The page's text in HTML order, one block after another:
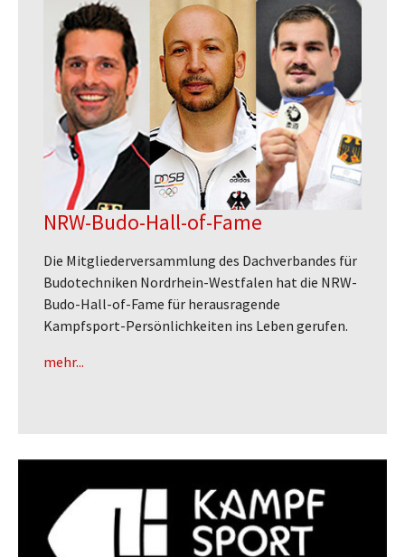
NRW-Budo-Hall-of-Fame
Die Mitgliederversammlung des Dachverbandes für
Budotechniken Nordrhein-Westfalen hat die NRW-
Budo-Hall-of-Fame für herausragende
Kampfsport-Persönlichkeiten ins Leben gerufen.
mehr...